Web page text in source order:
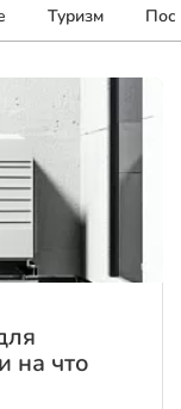
Туризм
на что